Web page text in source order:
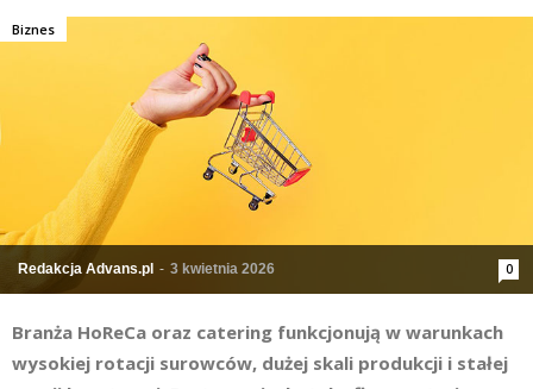
Redakcja Advans.pl - 3 kwietnia 2026 0
Biznes
Branża HoReCa oraz catering funkcjonują w warunkach
wysokiej rotacji surowców, dużej skali produkcji i stałej